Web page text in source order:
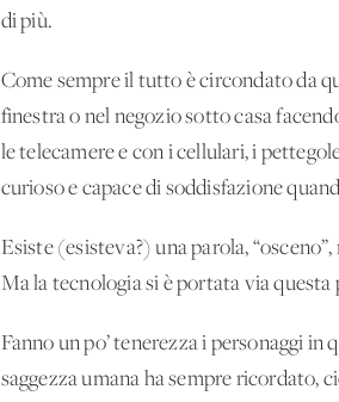
di più.
Come sempre il tutto è circondato da
finestra o nel negozio sotto casa
le telecamere e con i cellulari, i
curioso e capace di soddisfazione
Esiste (esisteva?) una parola,
Ma la tecnologia si è portata via
Fanno un po’ tenerezza i personaggi
saggezza umana ha sempre ricordato,